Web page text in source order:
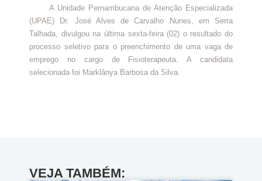
A Unidade Pernambucana de Atenção Especializada
(UPAE) Dr. José Alves de Carvalho Nunes, em Serra
Talhada, divulgou na última sexta-feira (02) o resultado do
processo seletivo para o preenchimento de uma vaga de
emprego no cargo de Fisioterapeuta. A candidata
selecionada foi Marklânya Barbosa da Silva.
VEJA TAMBÉM: